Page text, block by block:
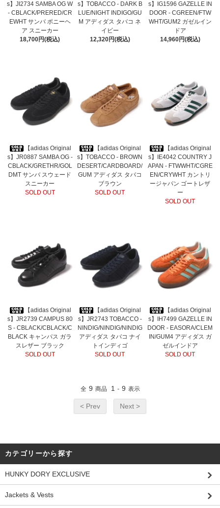
s】JI2734 SAMBA OG W
- CBLACK/PRERED/CR
EWHT サンバ ポニーヘ
ア スニーカー
18,700円(税込)
s】TOBACCO - DARK B
LUE/NIGHT INDIGO/GU
M アディダス タバコ ネ
イビー
12,320円(税込)
s】IG1596 GAZELLE IN
DOOR - CGREEN/FTW
WHT/GUM2 ガゼルイン
ドア
14,960円(税込)
【adidas Original
s】JR0887 SAMBA OG -
CBLACK/GRETHR/GOL
DMT サンバ スウェード
スニーカー
SOLD OUT
【adidas Original
s】TOBACCO - BROWN
DESERT/CARDBOARD/
GUM アディダス タバコ
ブラウン
SOLD OUT
【adidas Original
s】IE4042 COUNTRY J
APAN - FTWWHT/CGRE
EN/CRYWHT カントリ
ージャパン ゴートレザ
ー
SOLD OUT
【adidas Original
s】JR2739 CAMPUS 80
S - CBLACK/CBLACK/C
BLACK キャンパス ガラ
スレザー ブラック
SOLD OUT
【adidas Original
s】JR2743 TOBACCO -
NINDIG/NINDIG/NINDIG
アディダス タバコ ナイ
トインディゴ
SOLD OUT
【adidas Original
s】IH7499 GAZELLE IN
DOOR - EASORA/CLEM
IN/GUM4 アディダス ガ
ゼルインドア
SOLD OUT
全 9 商品 1 - 9 表示
< Prev Next >
カテゴリーから探す
HUNKY DORY EXCLUSIVE
Jackets & Vests